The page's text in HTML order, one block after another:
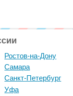
Ростов-на-Дону
Самара
Санкт-Петербург
Уфа